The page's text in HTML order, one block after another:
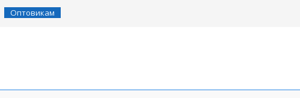
Оптовикам